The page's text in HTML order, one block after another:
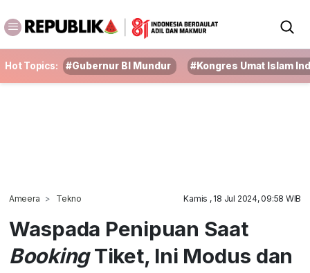
Hot Topics: #Gubernur BI Mundur #Kongres Umat Islam
Ameera Tekno Kamis , 18 Jul 2024, 09:58 WIB
Waspada Penipuan Saat
BookingTiket, Ini Modus dan